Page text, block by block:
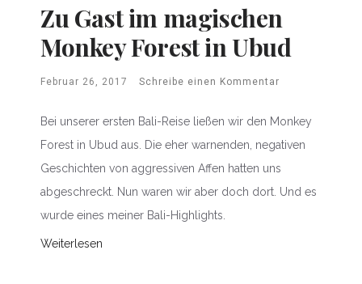
Zu Gast im magischen
Monkey Forest in Ubud
Februar 26, 2017 Schreibe einen Kommentar
Bei unserer ersten Bali-Reise ließen wir den Monkey
Forest in Ubud aus. Die eher warnenden, negativen
Geschichten von aggressiven Affen hatten uns
abgeschreckt. Nun waren wir aber doch dort. Und es
wurde eines meiner Bali-Highlights.
Weiterlesen